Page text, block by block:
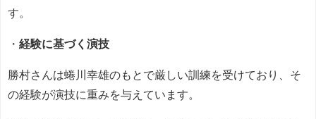
す。
・ 経験に基づく演技
勝村さんは蜷川幸雄のもとで厳しい訓練を受けており、そ
の経験が演技に重みを与えています。